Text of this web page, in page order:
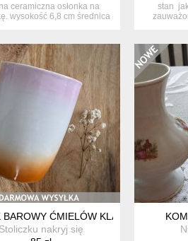
ceramiczna osłonka na
wysokość 6,8 cm średnica
stan
BAROWY ĆMIELÓW KLASYK PRL
Stoliczku nakryj się